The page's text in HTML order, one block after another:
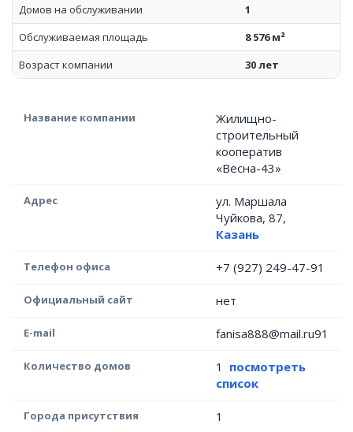
Домов на обслуживании
1
Обслуживаемая площадь
8 576 м²
Возраст компании
30 лет
Название компании
Жилищно-
строительный
кооператив
«Весна-43»
Адрес
ул. Маршала
Чуйкова, 87,
Казань
Телефон офиса +7 (927) 249-47-91
Официальный сайт нет
E-mail fanisa888@mail.ru91
Количество домов 1 посмотреть
список
Города присутствия 1